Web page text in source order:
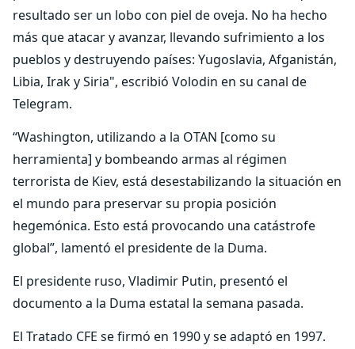
resultado ser un lobo con piel de oveja. No ha hecho
más que atacar y avanzar, llevando sufrimiento a los
pueblos y destruyendo países: Yugoslavia, Afganistán,
Libia, Irak y Siria", escribió Volodin en su canal de
Telegram.
“Washington, utilizando a la OTAN [como su
herramienta] y bombeando armas al régimen
terrorista de Kiev, está desestabilizando la situación en
el mundo para preservar su propia posición
hegemónica. Esto está provocando una catástrofe
global”, lamentó el presidente de la Duma.
El presidente ruso, Vladimir Putin, presentó el
documento a la Duma estatal la semana pasada.
El Tratado CFE se firmó en 1990 y se adaptó en 1997.